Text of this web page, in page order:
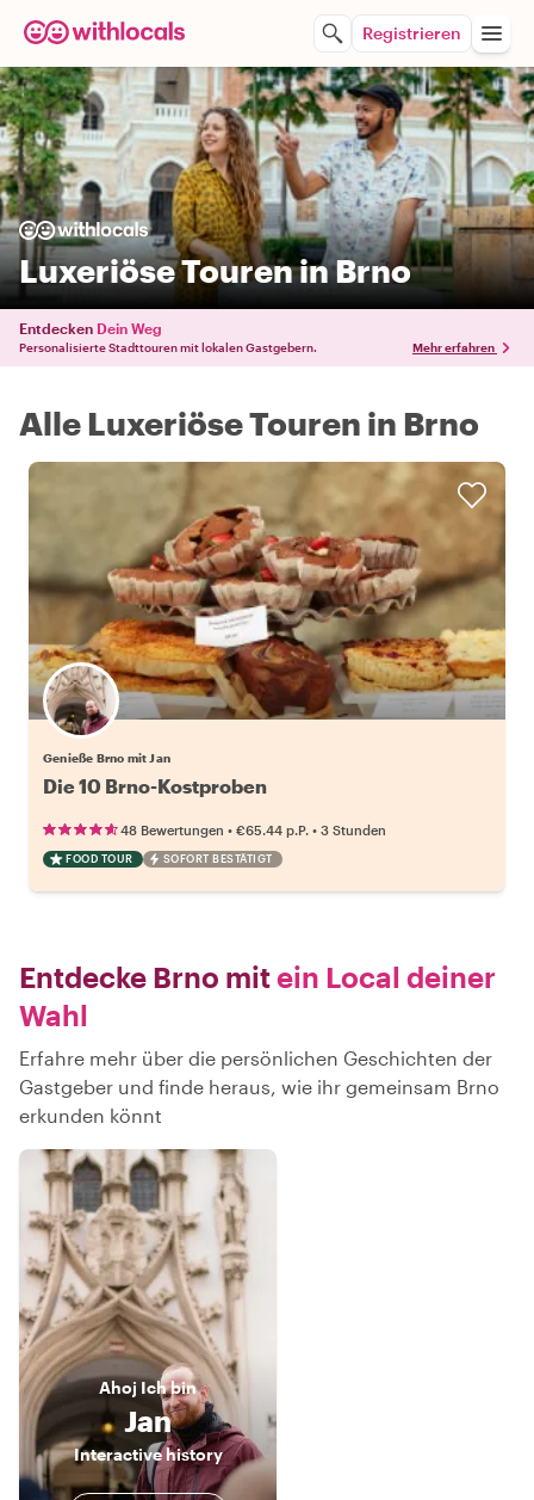
Registrieren
Luxeriöse Touren in Brno
Entdecken Dein Weg
Personalisierte Stadttouren mit lokalen Gastgebern. Mehr erfahren
Alle Luxeriöse Touren in Brno
Genieße Brno mit Jan
Die 10 Brno-Kostproben
48 Bewertungen • €65.44 p.P. • 3 Stunden
FOOD TOUR SOFORT BESTÄTIGT
Entdecke Brno mitein Local deiner
Wahl
Erfahre mehr über die persönlichen Geschichten der
Gastgeber und finde heraus, wie ihr gemeinsam Brno
erkunden könnt
AhojIch bin
Jan
Interactive history